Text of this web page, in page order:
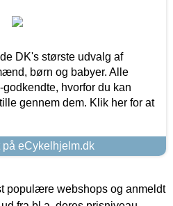
DK's største udvalg af
børn og babyer. Alle
hvorfor du kan
gennem dem. Klik her for at
på eCykelhjelm.dk
populære webshops og anmeldt